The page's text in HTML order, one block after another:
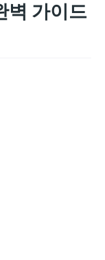
벽 가이드